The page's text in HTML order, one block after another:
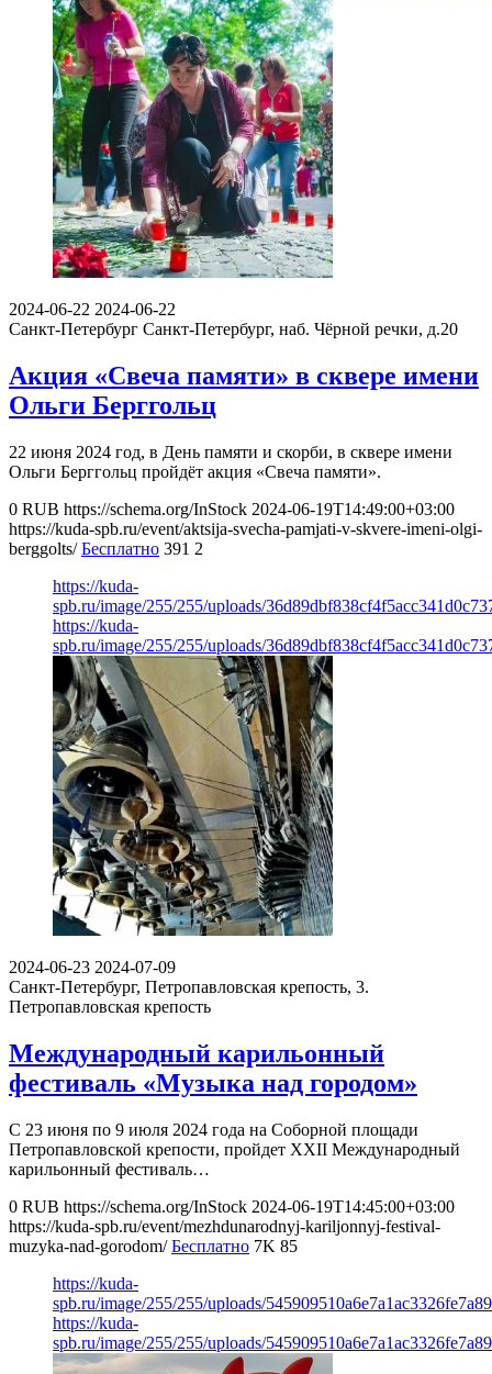
2024-06-22 2024-06-22
Санкт-Петербург Санкт-Петербург, наб. Чёрной речки, д.20
Акция «Свеча памяти» в сквере имени
Ольги Берггольц
22 июня 2024 год, в День памяти и скорби, в сквере имени
Ольги Берггольц пройдёт акция «Свеча памяти».
0 RUB https://schema.org/InStock 2024-06-19T14:49:00+03:00
https://kuda-spb.ru/event/aktsija-svecha-pamjati-v-skvere-imeni-olgi-
berggolts/ Бесплатно 391 2
https://kuda-
spb.ru/image/255/255/uploads/
https://kuda-
spb.ru/image/255/255/uploads/
2024-06-23 2024-07-09
Санкт-Петербург, Петропавловская крепость, 3.
Петропавловская крепость
Международный карильонный
фестиваль «Музыка над городом»
С 23 июня по 9 июля 2024 года на Соборной площади
Петропавловской крепости, пройдет ХХII Международный
карильонный фестиваль…
0 RUB https://schema.org/InStock 2024-06-19T14:45:00+03:00
https://kuda-spb.ru/event/mezhdunarodnyj-kariljonnyj-festival-
muzyka-nad-gorodom/ Бесплатно 7K 85
https://kuda-
spb.ru/image/255/255/uploads/
https://kuda-
spb.ru/image/255/255/uploads/